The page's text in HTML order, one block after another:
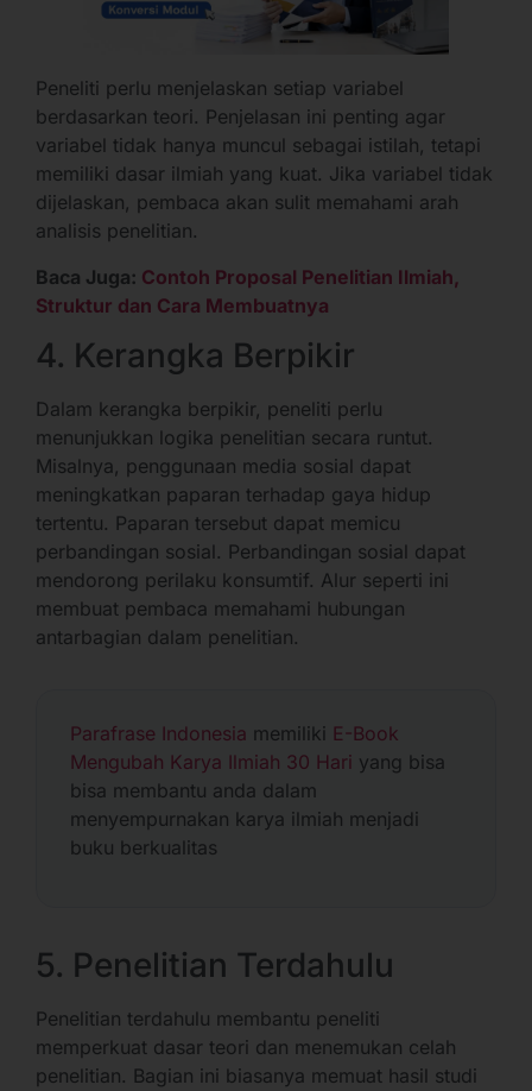
Peneliti perlu menjelaskan setiap variabel
berdasarkan teori. Penjelasan ini penting agar
variabel tidak hanya muncul sebagai istilah, tetapi
memiliki dasar ilmiah yang kuat. Jika variabel tidak
dijelaskan, pembaca akan sulit memahami arah
analisis penelitian.
Baca Juga: Contoh Proposal Penelitian Ilmiah,
Struktur dan Cara Membuatnya
4. Kerangka Berpikir
Dalam kerangka berpikir, peneliti perlu
menunjukkan logika penelitian secara runtut.
Misalnya, penggunaan media sosial dapat
meningkatkan paparan terhadap gaya hidup
tertentu. Paparan tersebut dapat memicu
perbandingan sosial. Perbandingan sosial dapat
mendorong perilaku konsumtif. Alur seperti ini
membuat pembaca memahami hubungan
antarbagian dalam penelitian.
Parafrase Indonesia memiliki E-Book
Mengubah Karya Ilmiah 30 Hari yang bisa
bisa membantu anda dalam
menyempurnakan karya ilmiah menjadi
buku berkualitas
5. Penelitian Terdahulu
Penelitian terdahulu membantu peneliti
memperkuat dasar teori dan menemukan celah
penelitian. Bagian ini biasanya memuat hasil studi